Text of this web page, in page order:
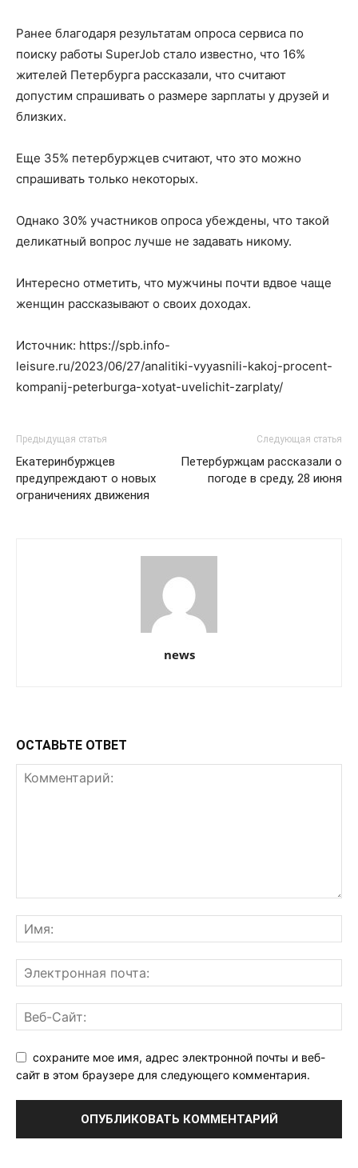
Ранее благодаря результатам опроса сервиса по
поиску работы SuperJob стало известно, что 16%
жителей Петербурга рассказали, что считают
допустим спрашивать о размере зарплаты у друзей и
близких.
Еще 35% петербуржцев считают, что это можно
спрашивать только некоторых.
Однако 30% участников опроса убеждены, что такой
деликатный вопрос лучше не задавать никому.
Интересно отметить, что мужчины почти вдвое чаще
женщин рассказывают о своих доходах.
Источник: https://spb.info-
leisure.ru/2023/06/27/analitiki-vyyasnili-kakoj-procent-
kompanij-peterburga-xotyat-uvelichit-zarplaty/
Предыдущая статья
Екатеринбуржцев
предупреждают о новых
ограничениях движения
Следующая статья
Петербуржцам рассказали о
погоде в среду, 28 июня
news
ОСТАВЬТЕ ОТВЕТ
сохраните мое имя, адрес электронной почты и веб-
сайт в этом браузере для следующего комментария.